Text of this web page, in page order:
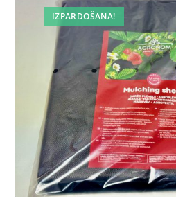
IZPĀRDOŠANA!